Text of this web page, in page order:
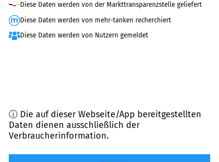
Diese Daten werden von der Markttransparenzstelle geliefert
Diese Daten werden von mehr-tanken recherchiert
Diese Daten werden von Nutzern gemeldet
ⓘ Die auf dieser Webseite/App bereitgestellten
Daten dienen ausschließlich der
Verbraucherinformation.